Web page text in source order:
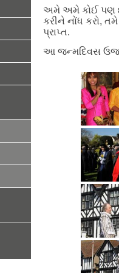
અમે અમે કોઈ પણ
કરીને નોંધ કરો,
પ્રાપ્ત.
આ જન્મદિવસ